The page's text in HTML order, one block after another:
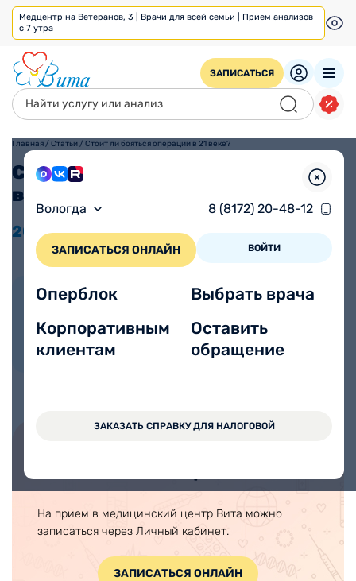
Медцентр на Ветеранов, 3 | Врачи для всей семьи | Прием анализов
с 7 утра
ЗАПИСАТЬСЯ
Вологда 8 (8172) 20-48-12
ЗАПИСАТЬСЯ ОНЛАЙН ВОЙТИ
Оперблок
Корпоративным
клиентам
Выбрать врача
Оставить
обращение
ЗАКАЗАТЬ СПРАВКУ ДЛЯ НАЛОГОВОЙ
Главная /Статьи /Стоит ли бояться операции в 21 веке?
Стоит ли бояться операции
в 21 веке?
20.02
2 минуты
Автор статьи:
Евгеньевич
Стаж работы 19 лет
На прием в медицинский центр Вита можно
записаться через Личный кабинет.
ЗАПИСАТЬСЯ ОНЛАЙН